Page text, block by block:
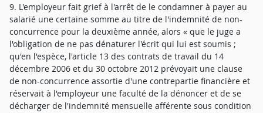
9. L'employeur fait grief à l'arrêt de le condamner à payer au
salarié une certaine somme au titre de l'indemnité de non-
concurrence pour la deuxième année, alors « que le juge a
l'obligation de ne pas dénaturer l'écrit qui lui est soumis ;
qu'en l'espèce, l'article 13 des contrats de travail du 14
décembre 2006 et du 30 octobre 2012 prévoyait une clause
de non-concurrence assortie d'une contrepartie financière et
réservait à l'employeur une faculté de la dénoncer et de se
décharger de l'indemnité mensuelle afférente sous condition